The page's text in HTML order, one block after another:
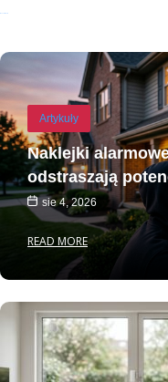
Artykuły
Naklejki
odstraszają
sie 4, 2026
READ MORE